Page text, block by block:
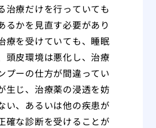
治療だけを行っていても
るかを見直す必要があり
療を受けていても、睡眠
頭皮環境は悪化し、治療
プーの仕方が間違ってい
生じ、治療薬の浸透を妨
い、あるいは他の疾患が
確な診断を受けることが